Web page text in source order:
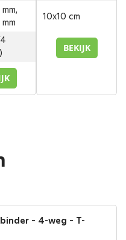
10x10 cm
BEKIJK
– 4-weg – T-